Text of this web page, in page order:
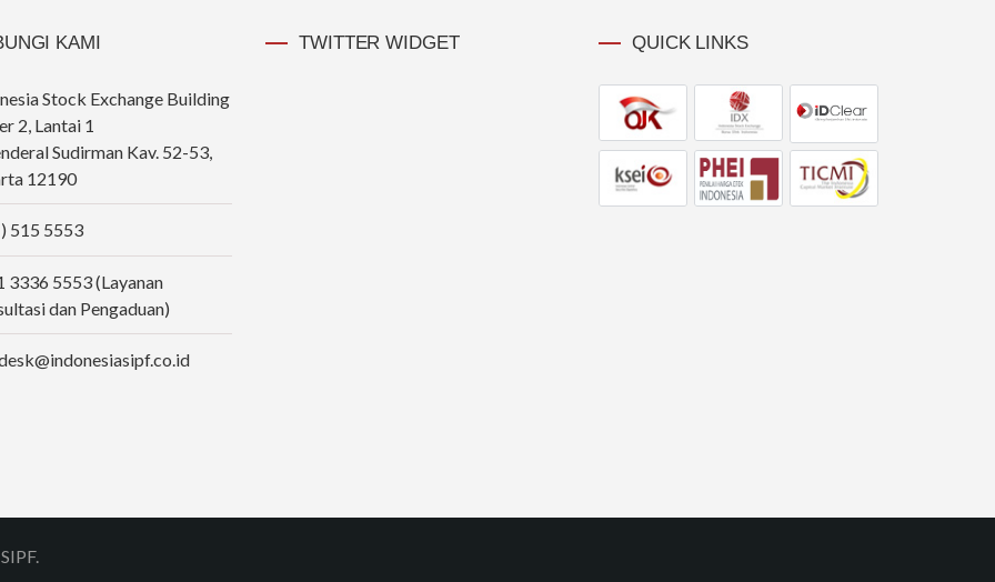
KAMI
Stock Exchange Building
2, Lantai 1
Sudirman Kav. 52-53,
12190
515 5553
3336 5553 (Layanan
dan Pengaduan)
TWITTER WIDGET QUICK LINKS